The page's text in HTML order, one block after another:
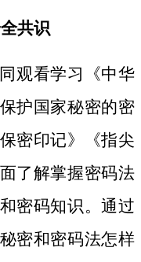
共识
观看学习《中华
保护国家秘密的密
密印记》《指尖
了解掌握密码法
密码知识。通过
密和密码法怎样